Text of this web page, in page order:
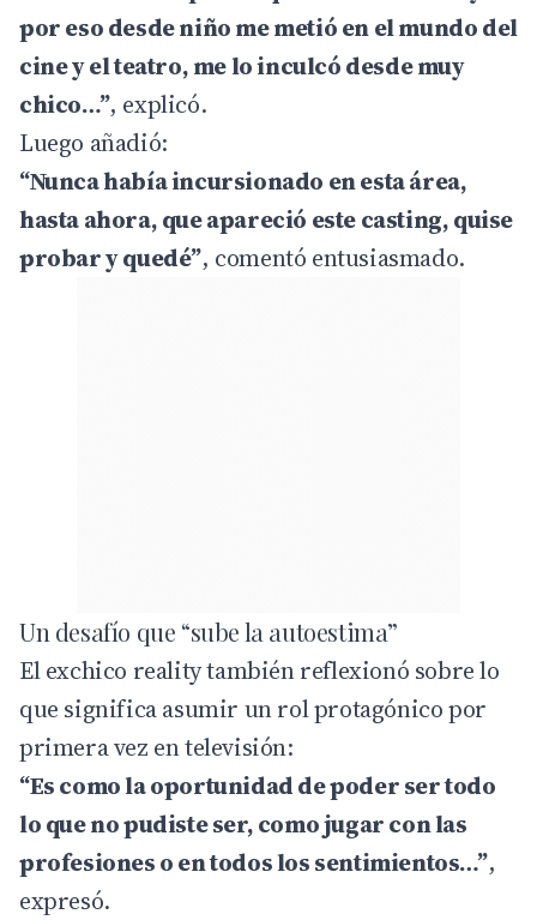
por eso desde niño me metió en el mundo del
cine y el teatro, me lo inculcó desde muy
chico…”, explicó.
Luego añadió:
“Nunca había incursionado en esta área,
hasta ahora, que apareció este casting, quise
probar y quedé”, comentó entusiasmado.
Un desafío que “sube la autoestima”
El exchico reality también reflexionó sobre lo
que significa asumir un rol protagónico por
primera vez en televisión:
“Es como la oportunidad de poder ser todo
lo que no pudiste ser, como jugar con las
profesiones o en todos los sentimientos…”,
expresó.